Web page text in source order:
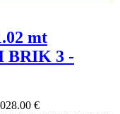
mt
BRIK 3 -
€